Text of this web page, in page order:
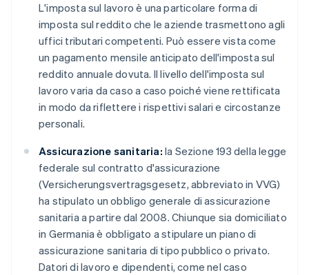
L'imposta sul lavoro è una particolare forma di
imposta sul reddito che le aziende trasmettono agli
uffici tributari competenti. Può essere vista come
un pagamento mensile anticipato dell'imposta sul
reddito annuale dovuta. Il livello dell'imposta sul
lavoro varia da caso a caso poiché viene rettificata
in modo da riflettere i rispettivi salari e circostanze
personali.
Assicurazione sanitaria: la Sezione 193 della legge
federale sul contratto d'assicurazione
(Versicherungsvertragsgesetz, abbreviato in VVG)
ha stipulato un obbligo generale di assicurazione
sanitaria a partire dal 2008. Chiunque sia domiciliato
in Germania è obbligato a stipulare un piano di
assicurazione sanitaria di tipo pubblico o privato.
Datori di lavoro e dipendenti, come nel caso